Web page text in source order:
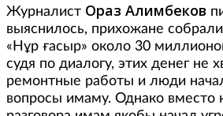
Журналист Ораз Алимбеков
выяснилось, прихожане
«Нұр ғасыр» около 30
судя по диалогу, этих денег не
ремонтные работы и люди
вопросы имаму. Однако вместо